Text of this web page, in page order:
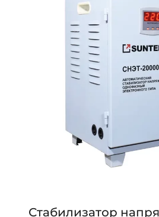
Стабилизатор